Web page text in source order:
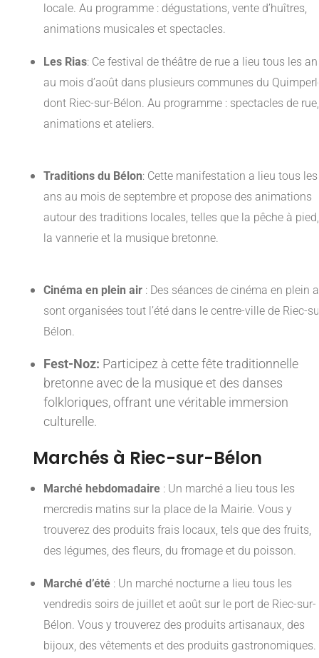
locale. Au programme : dégustations, vente d’huîtres,
animations musicales et spectacles.
Les Rias: Ce festival de théâtre de rue a lieu tous les
au mois d’août dans plusieurs communes du
dont Riec-sur-Bélon. Au programme : spectacles de rue,
animations et ateliers.
Traditions du Bélon: Cette manifestation a lieu tous les
ans au mois de septembre et propose des animations
autour des traditions locales, telles que la pêche à pied,
la vannerie et la musique bretonne.
Cinéma en plein air : Des séances de cinéma en plein
sont organisées tout l’été dans le centre-ville de Riec-
Bélon.
Fest-Noz: Participez à cette fête traditionnelle
bretonne avec de la musique et des danses
folkloriques, offrant une véritable immersion
culturelle.
Marchés à Riec-sur-Bélon
Marché hebdomadaire : Un marché a lieu tous les
mercredis matins sur la place de la Mairie. Vous y
trouverez des produits frais locaux, tels que des fruits,
des légumes, des fleurs, du fromage et du poisson.
Marché d’été : Un marché nocturne a lieu tous les
vendredis soirs de juillet et août sur le port de Riec-sur-
Bélon. Vous y trouverez des produits artisanaux, des
bijoux, des vêtements et des produits gastronomiques.